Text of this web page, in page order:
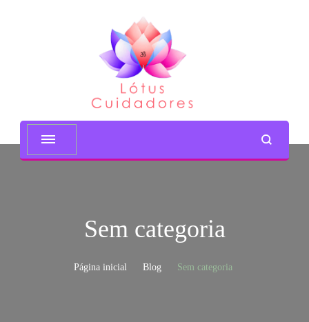
Lótus Cuidadores
Sem categoria
Página inicial Blog Sem categoria